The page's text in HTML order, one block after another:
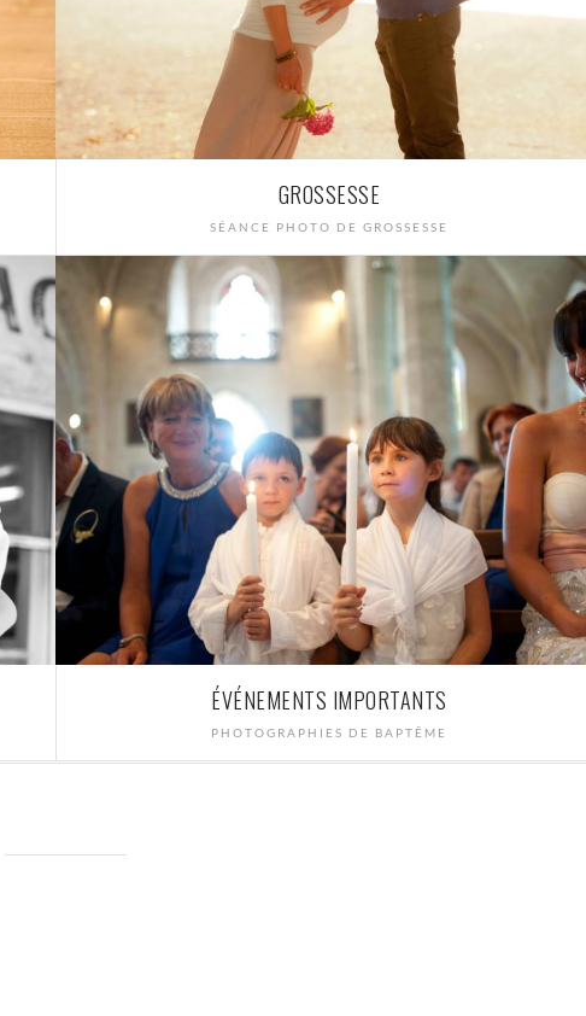
GROSSESSE
SÉANCE PHOTO DE GROSSESSE
ÉVÉNEMENTS IMPORTANTS
PHOTOGRAPHIES DE BAPTÊME